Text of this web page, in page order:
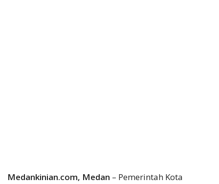
Medankinian.com, Medan – Pemerintah Kota